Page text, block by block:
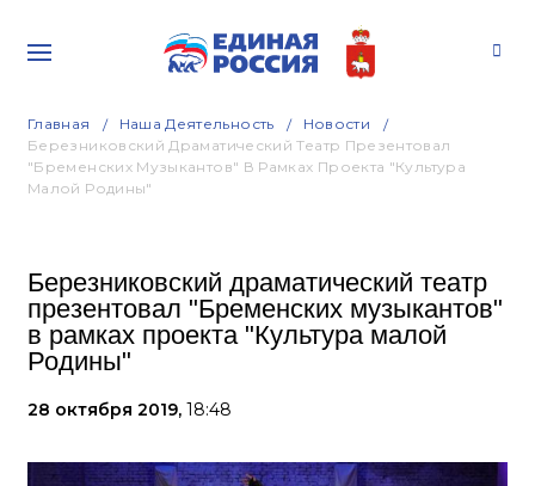
Главная Наша Деятельность
Новости
Березниковский Драматический Театр Презентовал
"Бременских Музыкантов" В Рамках Проекта "Культура
Малой Родины"
Березниковский драматический театр
презентовал "Бременских музыкантов"
в рамках проекта "Культура малой
Родины"
28 октября 2019, 18:48